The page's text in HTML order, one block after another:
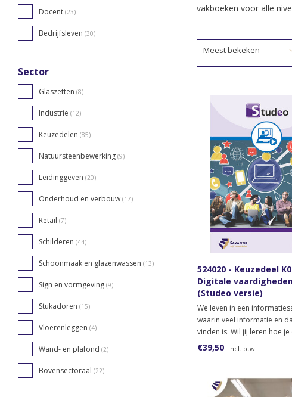
Docent (23)
Bedrijfsleven (30)
Sector
Glaszetten (8)
Industrie (12)
Keuzedelen (85)
Natuursteenbewerking (9)
Leidinggeven (20)
Onderhoud en verbouw (17)
Retail (7)
Schilderen (44)
Schoonmaak en glazenwassen (13)
Sign en vormgeving (9)
Stukadoren (15)
Vloerenleggen (4)
Wand- en plafond (2)
Bovensectoraal (22)
vakboeken voor alle
Meest bekeken
524020 - Keuzedeel
Digitale
(Studeo versie)
We leven in een
waarin veel informatie en
vinden is. Wil jij leren hoe
beste informatie kunt
vaardigheden basis.
€39,50 Incl. btw